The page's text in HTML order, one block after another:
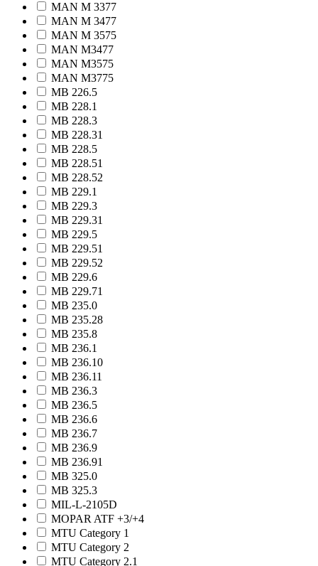
MAN M 3377
MAN M 3477
MAN M 3575
MAN M3477
MAN M3575
MAN M3775
MB 226.5
MB 228.1
MB 228.3
MB 228.31
MB 228.5
MB 228.51
MB 228.52
MB 229.1
MB 229.3
MB 229.31
MB 229.5
MB 229.51
MB 229.52
MB 229.6
MB 229.71
MB 235.0
MB 235.28
MB 235.8
MB 236.1
MB 236.10
MB 236.11
MB 236.3
MB 236.5
MB 236.6
MB 236.7
MB 236.9
MB 236.91
MB 325.0
MB 325.3
MIL-L-2105D
MOPAR ATF +3/+4
MTU Category 1
MTU Category 2
MTU Category 2.1